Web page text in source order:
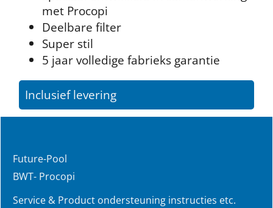
met Procopi
Deelbare filter
Super stil
5 jaar volledige fabrieks garantie
Inclusief levering
Future-Pool
BWT- Procopi
Service & Product ondersteuning instructies etc.